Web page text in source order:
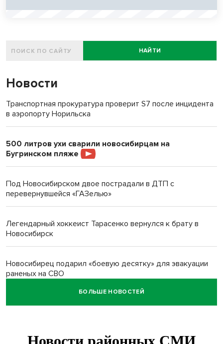
НАЙТИ
Новости
Транспортная прокуратура проверит S7 после инцидента
в аэропорту Норильска
500 литров ухи сварили новосибирцам на
Бугринском пляже
Под Новосибирском двое пострадали в ДТП с
перевернувшейся «ГАЗелью»
Легендарный хоккеист Тарасенко вернулся к брату в
Новосибирск
Новосибирец подарил «боевую десятку» для эвакуации
раненых на СВО
БОЛЬШЕ НОВОСТЕЙ